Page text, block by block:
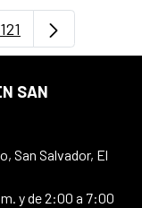
intermedias Use
Página
121
SAN
San Salvador, El
y de 2:00 a 7:00